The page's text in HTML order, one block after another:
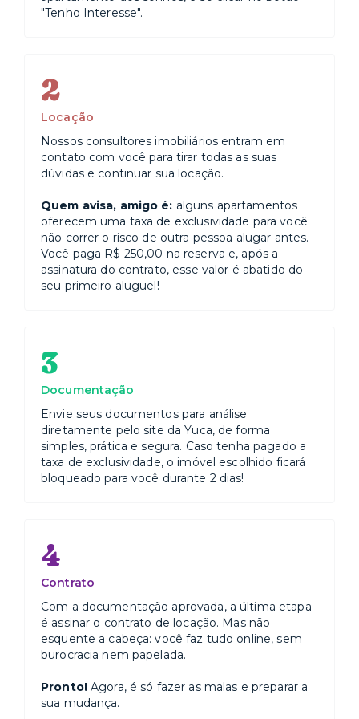
"Tenho Interesse".
2
Locação
Nossos consultores imobiliários entram em
contato com você para tirar todas as suas
dúvidas e continuar sua locação.
Quem avisa, amigo é: alguns apartamentos
oferecem uma taxa de exclusividade para você
não correr o risco de outra pessoa alugar antes.
Você paga R$ 250,00 na reserva e, após a
assinatura do contrato, esse valor é abatido do
seu primeiro aluguel!
3
Documentação
Envie seus documentos para análise
diretamente pelo site da Yuca, de forma
simples, prática e segura. Caso tenha pagado a
taxa de exclusividade, o imóvel escolhido ficará
bloqueado para você durante 2 dias!
4
Contrato
Com a documentação aprovada, a última etapa
é assinar o contrato de locação. Mas não
esquente a cabeça: você faz tudo online, sem
burocracia nem papelada.
Pronto!Agora, é só fazer as malas e preparar a
sua mudança.